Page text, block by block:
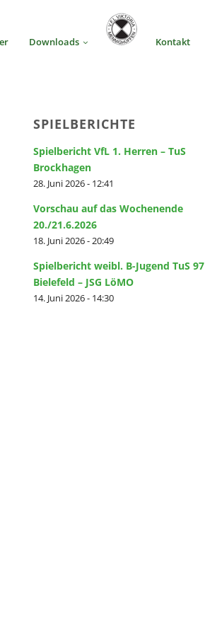
Downloads Kontakt
SPIELBERICHTE
Spielbericht VfL 1. Herren – TuS
Brockhagen
28. Juni 2026 - 12:41
Vorschau auf das Wochenende
20./21.6.2026
18. Juni 2026 - 20:49
Spielbericht weibl. B-Jugend TuS 97
Bielefeld – JSG LöMO
14. Juni 2026 - 14:30